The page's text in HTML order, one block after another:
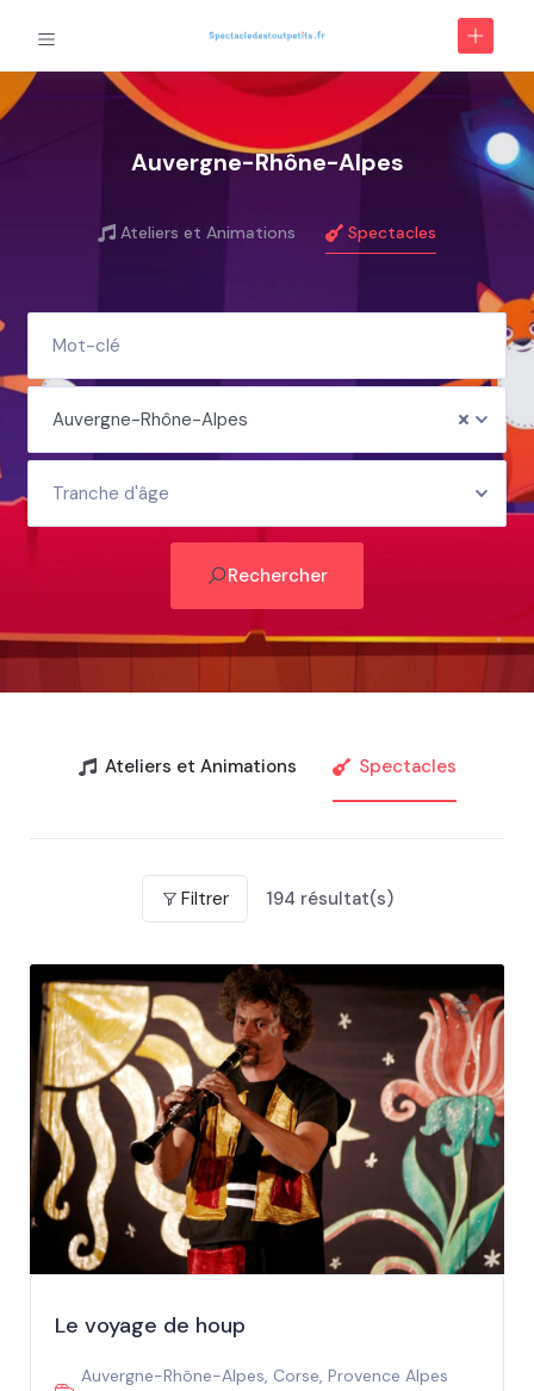
Auvergne-Rhône-Alpes
Ateliers et Animations Spectacles
Auvergne-Rhône-Alpes
Tranche d'âge
Rechercher
Ateliers et Animations Spectacles
Filtrer 194 résultat(s)
Le voyage de houp
Auvergne-Rhône-Alpes, Corse,Provence Alpes